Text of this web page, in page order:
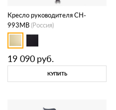
Кресло руководителя CH-
993MB(Россия)
19 090 руб.
КУПИТЬ